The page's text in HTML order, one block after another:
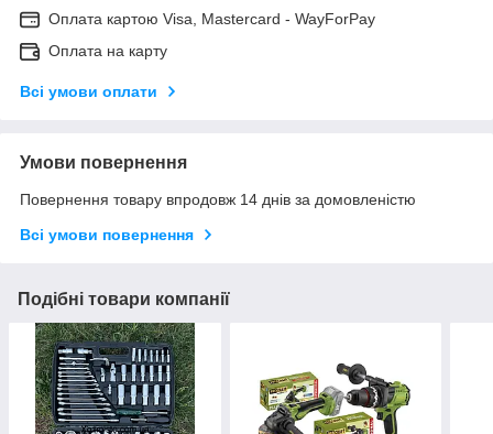
Оплата картою Visa, Mastercard - WayForPay
Оплата на карту
Всі умови оплати
Умови повернення
Повернення товару впродовж 14 днів за домовленістю
Всі умови повернення
Подібні товари компанії